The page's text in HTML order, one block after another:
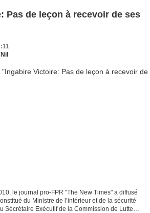
Pas de leçon à recevoir de ses
le journal pro-FPR "The New Times" a diffusé
du Ministre de l’intérieur et de la sécurité
Sécrétaire Exécutif de la Commission de Lutte